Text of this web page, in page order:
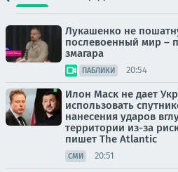
Лукашенко не
послевоенный мир –
змагара
ПАБЛИКИ 20:54
Илон Маск не дает
использовать
нанесения ударов
территории из-за
пишет The Atlantic
СМИ 20:51